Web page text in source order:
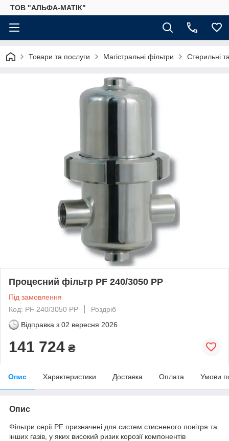
ТОВ "АЛЬФА-МАТІК"
Товари та послуги Магістральні фільтри Стерильні
Процесний фільтр PF 240/3050 PP
Під замовлення
Код: PF 240/3050 PP
Роздріб
Відправка з 02 вересня 2026
141 724 ₴
Опис Характеристики Доставка Оплата Умови
Опис
Фільтри серії PF призначені для систем стисненого повітря та
інших газів, у яких високий ризик корозії компонентів